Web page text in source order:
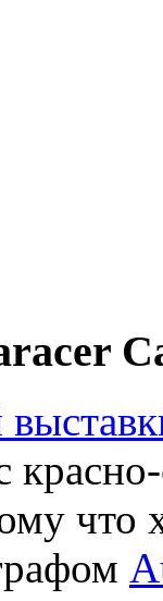
что